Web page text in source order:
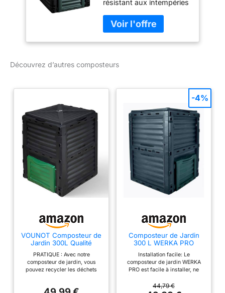
résistant aux intempéries
Découvrez d’autres composteurs
VOUNOT Composteur de
Jardin 300L Qualité
Composteur pour Jardin
Déchets Bac à Composte
en Polypropylène
aux UV Noir Vert Lot de 1
PRATIQUE : Avec notre
composteur de jardin, vous
pouvez recycler les déchets
Composteur de Jardin
300 L WERKA PRO
Installation facile: Le
composteur de jardin WERKA
PRO est facile à installer, ne
assemblage. De plus, son
44,79 €
-4%